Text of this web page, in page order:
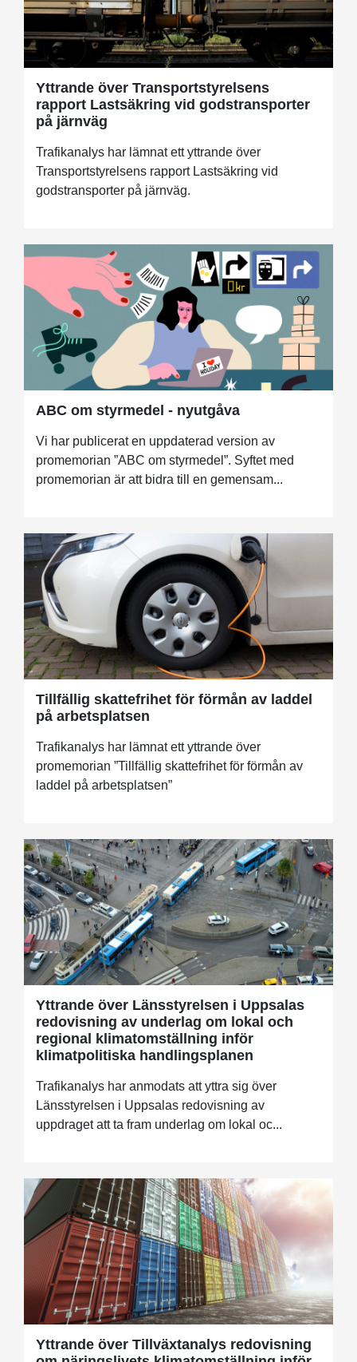
Yttrande över Transportstyrelsens
rapport Lastsäkring vid godstransporter
på järnväg
Trafikanalys har lämnat ett yttrande över
Transportstyrelsens rapport Lastsäkring vid
godstransporter på järnväg.
ABC om styrmedel - nyutgåva
Vi har publicerat en uppdaterad version av
promemorian ”ABC om styrmedel”. Syftet med
promemorian är att bidra till en gemensam...
Tillfällig skattefrihet för förmån av laddel
på arbetsplatsen
Trafikanalys har lämnat ett yttrande över
promemorian ”Tillfällig skattefrihet för förmån av
laddel på arbetsplatsen”
Yttrande över Länsstyrelsen i Uppsalas
redovisning av underlag om lokal och
regional klimatomställning inför
klimatpolitiska handlingsplanen
Trafikanalys har anmodats att yttra sig över
Länsstyrelsen i Uppsalas redovisning av
uppdraget att ta fram underlag om lokal oc...
Yttrande över Tillväxtanalys redovisning